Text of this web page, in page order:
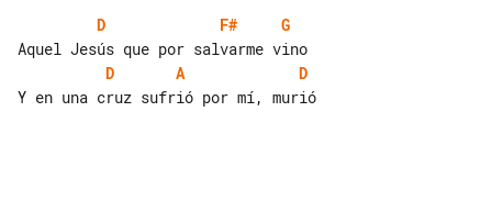
D F#
G
D
A
D
Y en una cruz sufrió por mí, murió